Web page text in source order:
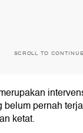
SCROLL TO
belum pernah
ketat.